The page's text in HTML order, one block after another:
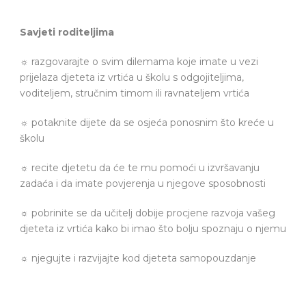
Savjeti roditeljima
☼ razgovarajte o svim dilemama koje imate u vezi
prijelaza djeteta iz vrtića u školu s odgojiteljima,
voditeljem, stručnim timom ili ravnateljem vrtića
☼ potaknite dijete da se osjeća ponosnim što kreće u
školu
☼ recite djetetu da će te mu pomoći u izvršavanju
zadaća i da imate povjerenja u njegove sposobnosti
☼ pobrinite se da učitelj dobije procjene razvoja vašeg
djeteta iz vrtića kako bi imao što bolju spoznaju o njemu
☼ njegujte i razvijajte kod djeteta samopouzdanje